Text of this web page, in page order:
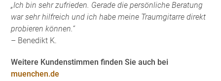
„Ich bin sehr zufrieden. Gerade die persönliche Beratung
war sehr hilfreich und ich habe meine Traumgitarre direkt
probieren können.“
– Benedikt K.
Weitere Kundenstimmen finden Sie auch bei
muenchen.de